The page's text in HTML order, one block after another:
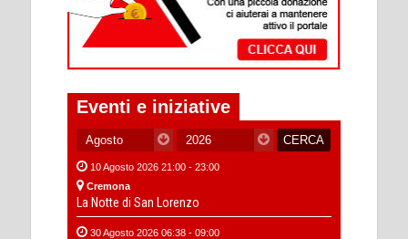
Eventi e iniziative
10 Agosto 2026 21:00 - 23:00
Cremona
La Notte di San Lorenzo
30 Agosto 2026 06:38 - 09:00